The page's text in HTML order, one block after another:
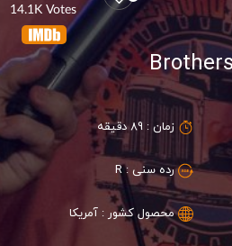
14.1K Votes
زمان : 89 دقیقه
رده سنی : R
محصول کشور : آمریکا